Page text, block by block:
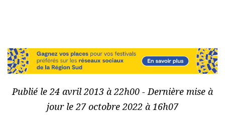
Publié le 24 avril 2013 à 22h00 - Dernière mise à
jour le 27 octobre 2022 à 16h07